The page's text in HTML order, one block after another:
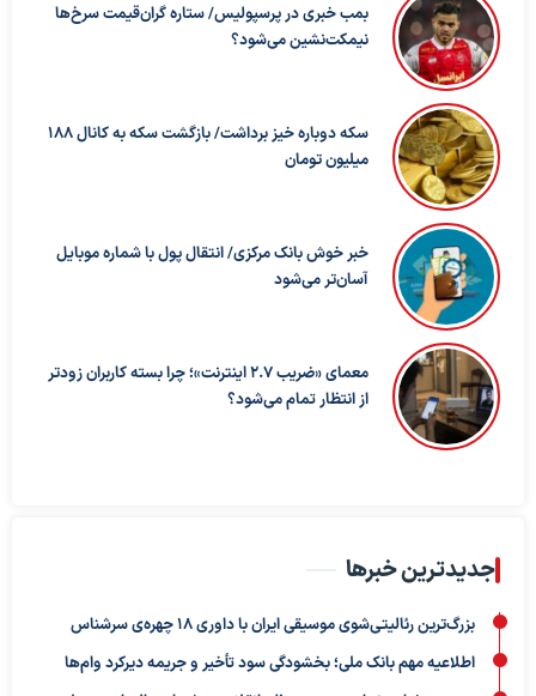
بمب خبری در پرسپولیس/ ستاره گران‌قیمت سرخ‌ها
نیمکت‌نشین می‌شود؟
سکه دوباره خیز برداشت/ بازگشت سکه به کانال ۱۸۸
میلیون تومان
خبر خوش بانک مرکزی/ انتقال پول با شماره موبایل
آسان‌تر می‌شود
معمای «ضریب ۲.۷ اینترنت»؛ چرا بسته کاربران زودتر
از انتظار تمام می‌شود؟
جدیدترین خبرها
بزرگ‌ترین رئالیتی‌شوی موسیقی ایران با داوری ۱۸ چهره‌ی سرشناس
اطلاعیه مهم بانک ملی؛ بخشودگی سود تأخیر و جریمه دیرکرد وام‌ها